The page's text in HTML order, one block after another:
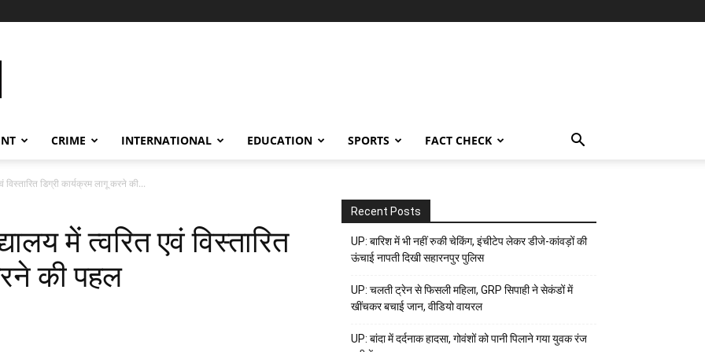
CRIME INTERNATIONAL EDUCATION SPORTS FACT CHECK
विस्तारित डिग्री कार्यक्रम लागू करने की...
में त्वरित एवं विस्तारित
की पहल
Recent Posts
UP: बारिश में भी नहीं रुकी चेकिंग, इंचीटेप लेकर डीजे-कांवड़ों की
ऊंचाई नापती दिखी सहारनपुर पुलिस
UP: चलती ट्रेन से फिसली महिला, GRP सिपाही ने सेकंडों में
खींचकर बचाई जान, वीडियो वायरल
UP: बांदा में दर्दनाक हादसा, गोवंशों को पानी पिलाने गया युवक रंज